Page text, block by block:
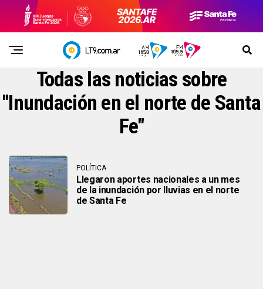
Todas las noticias sobre
"Inundación en el norte de Santa
Fe"
POLÍTICA
Llegaron aportes nacionales a un mes
de la inundación por lluvias en el norte
de Santa Fe